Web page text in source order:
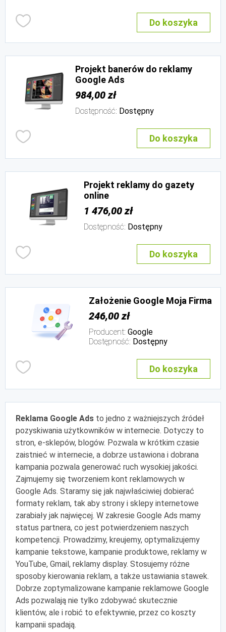
Do koszyka
Projekt banerów do reklamy
Google Ads
984,00 zł
Dostępność: Dostępny
Do koszyka
Projekt reklamy do gazety
online
1 476,00 zł
Dostępność: Dostępny
Do koszyka
Założenie Google Moja Firma
246,00 zł
Producent: Google
Dostępność: Dostępny
Do koszyka
Reklama Google Ads to jedno z ważniejszych źródeł
pozyskiwania użytkowników w internecie. Dotyczy to
stron, e-sklepów, blogów. Pozwala w krótkim czasie
zaistnieć w internecie, a dobrze ustawiona i dobrana
kampania pozwala generować ruch wysokiej jakości.
Zajmujemy się tworzeniem kont reklamowych w
Google Ads. Staramy się jak najwłaściwiej dobierać
formaty reklam, tak aby strony i sklepy internetowe
zarabiały jak najwięcej. W zakresie Google Ads mamy
status partnera, co jest potwierdzeniem naszych
kompetencji. Prowadzimy, kreujemy, optymalizujemy
kampanie tekstowe, kampanie produktowe, reklamy w
YouTube, Gmail, reklamy display. Stosujemy różne
sposoby kierowania reklam, a także ustawiania stawek.
Dobrze zoptymalizowane kampanie reklamowe Google
Ads pozwalają nie tylko zdobywać skutecznie
klientów, ale i robić to efektywnie, przez co koszty
kampanii spadają.